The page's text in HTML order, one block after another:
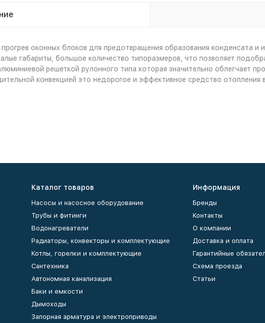
оконных блоков для предотвращения образования конденсата и
габариты, большое количество типоразмеров, что позволяет
решеткой рулонного типа которая значительно облегчает
конвекцией это недорогое и эффективное средство отопления
Каталог товаров
Насосы и насосное оборудование
Трубы и фитинги
Водонагреватели
Радиаторы, конвекторы и комплектующие
Котлы, горелки и комплектующие
Сантехника
Автономная канализация
Баки и емкости
Дымоходы
Запорная арматура и электроприводы
Информация
Бренды
Контакты
О компании
Доставка и оплата
Гарантийные
Схема проезда
Статьи